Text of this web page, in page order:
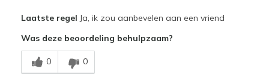
Breathe Well
Comfortable
Laatste regel Ja, ik zou aanbevelen aan een vriend
Was deze beoordeling behulpzaam?
0 0